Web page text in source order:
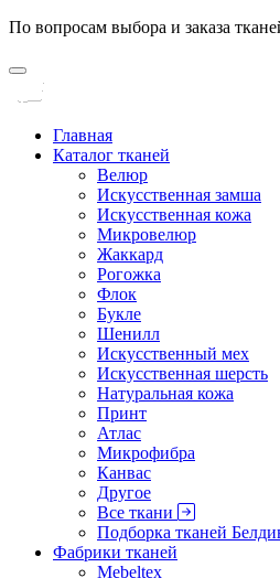
По вопросам выбора и заказа
Главная
Каталог тканей
Велюр
Искусственная замша
Искусственная кожа
Микровелюр
Жаккард
Рогожка
Флок
Букле
Шенилл
Искусственный мех
Искусственная шерсть
Натуральная кожа
Принт
Атлас
Микрофибра
Канвас
Другое
Все ткани
Подборка тканей
Фабрики тканей
Mebeltex